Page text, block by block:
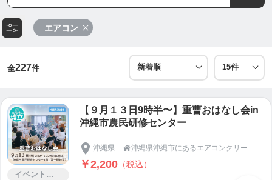
エアコン
全227件
イベント・セミナー・交流会
【９月１３日9時半〜】重曹おはなし会in
沖縄市農民研修センター
沖縄県  沖縄県沖縄市にあるエアコンクリーニングとエアコン取付屋さん「琉立(りゅうりつ)」
￥2,200 （税込）